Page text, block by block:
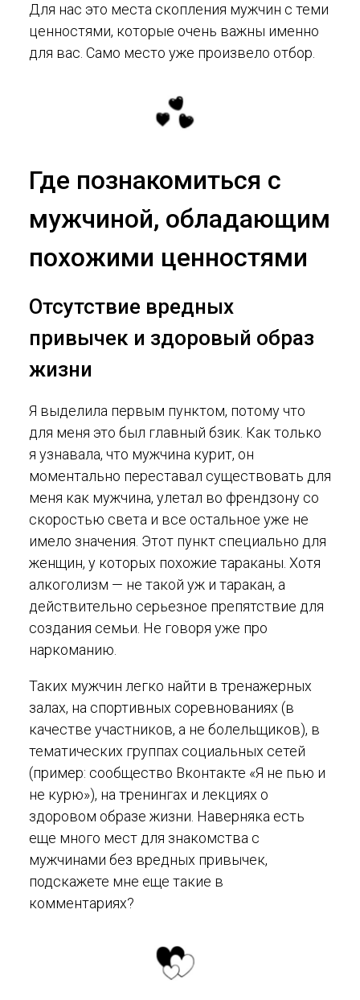
Для нас это места скопления мужчин с теми
ценностями, которые очень важны именно
для вас. Само место уже произвело отбор.
Где познакомиться с
мужчиной, обладающим
похожими ценностями
Отсутствие вредных
привычек и здоровый образ
жизни
Я выделила первым пунктом, потому что
для меня это был главный бзик. Как только
я узнавала, что мужчина курит, он
моментально переставал существовать для
меня как мужчина, улетал во френдзону со
скоростью света и все остальное уже не
имело значения. Этот пункт специально для
женщин, у которых похожие тараканы. Хотя
алкоголизм — не такой уж и таракан, а
действительно серьезное препятствие для
создания семьи. Не говоря уже про
наркоманию.
Таких мужчин легко найти в тренажерных
залах, на спортивных соревнованиях (в
качестве участников, а не болельщиков), в
тематических группах социальных сетей
(пример: сообщество Вконтакте «Я не пью и
не курю»), на тренингах и лекциях о
здоровом образе жизни. Наверняка есть
еще много мест для знакомства с
мужчинами без вредных привычек,
подскажете мне еще такие в
комментариях?